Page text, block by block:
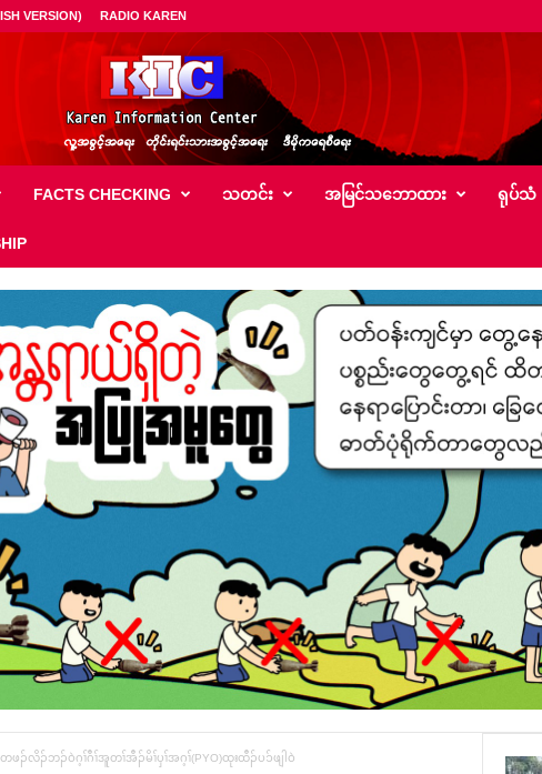
VERSION) RADIO KAREN
FACTS CHECKING သတင်း အမြင်သ‌ဘောထား ရုပ်သံ
ၣ်လိၣ်ဘၣ်ဝဲဂ့ၢ်ဂီၢ်အူတၢ်အီၣ်မိၢ်ပှၢ်အဂ့ၢ်(PYO)ထုးထီၣ်ပၥ်ဖျါဝဲ